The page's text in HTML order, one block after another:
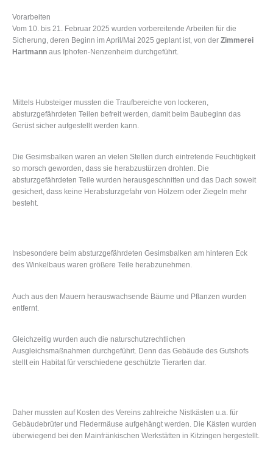
Vorarbeiten
Vom 10. bis 21. Februar 2025 wurden vorbereitende Arbeiten für die
Sicherung, deren Beginn im April/Mai 2025 geplant ist, von der Zimmerei
Hartmann aus Iphofen-Nenzenheim durchgeführt.
Mittels Hubsteiger mussten die Traufbereiche von lockeren,
absturzgefährdeten Teilen befreit werden, damit beim Baubeginn das
Gerüst sicher aufgestellt werden kann.
Die Gesimsbalken waren an vielen Stellen durch eintretende Feuchtigkeit
so morsch geworden, dass sie herabzustürzen drohten. Die
absturzgefährdeten Teile wurden herausgeschnitten und das Dach soweit
gesichert, dass keine Herabsturzgefahr von Hölzern oder Ziegeln mehr
besteht.
Insbesondere beim absturzgefährdeten Gesimsbalken am hinteren Eck
des Winkelbaus waren größere Teile herabzunehmen.
Auch aus den Mauern herauswachsende Bäume und Pflanzen wurden
entfernt.
Gleichzeitig wurden auch die naturschutzrechtlichen
Ausgleichsmaßnahmen durchgeführt. Denn das Gebäude des Gutshofs
stellt ein Habitat für verschiedene geschützte Tierarten dar.
Daher mussten auf Kosten des Vereins zahlreiche Nistkästen u.a. für
Gebäudebrüter und Fledermäuse aufgehängt werden. Die Kästen wurden
überwiegend bei den Mainfränkischen Werkstätten in Kitzingen hergestellt.